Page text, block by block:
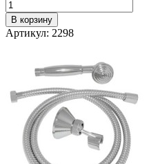
В корзину
Артикул: 2298